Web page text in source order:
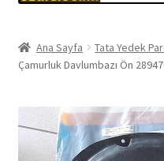
Ana Sayfa Tata Yedek
Çamurluk Davlumbazı Ön